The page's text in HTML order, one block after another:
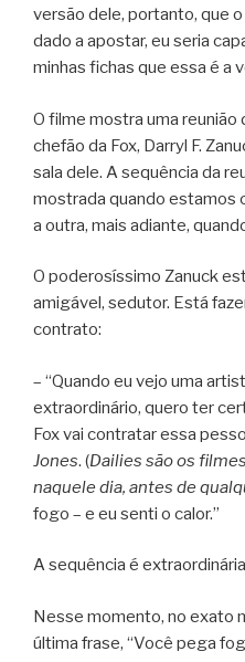
versão dele, portanto, que
dado a apostar, eu seria
minhas fichas que essa é a
O filme mostra uma reunião
chefão da Fox, Darryl F.
sala dele. A sequência da
mostrada quando estamos
a outra, mais adiante,
O poderosíssimo Zanuck
amigável, sedutor. Está
contrato:
– “Quando eu vejo uma
extraordinário, quero ter
Fox vai contratar essa
Jones. (Dailies são os
naquele dia, antes de
fogo – e eu senti o calor.”
A sequência é
Nesse momento, no exato
última frase, “Você pega